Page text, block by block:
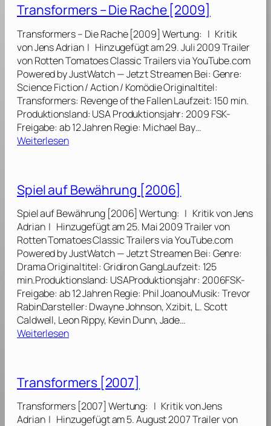
d
u
n
k
l
e
S
e
i
t
e
M
n
d
e
s
[
2
0
1
1
]
t
p
p
a
b
l
e
–
A
u
r
K
o
n
t
r
o
l
l
e
[
2
]
Transformers – Die Rache [2009]
Transformers – Die Rache [2009] Wertung: | Kritik
von Jens Adrian | Hinzugefügt am 29. Juli 2009 Trailer
von Rotten Tomatoes Classic Trailers via YouTube.com
Powered by JustWatch — Jetzt Streamen Bei: Genre:
Science Fiction / Action / Komödie Originaltitel:
Transformers: Revenge of the Fallen Laufzeit: 150 min.
Produktionsland: USA Produktionsjahr: 2009 FSK-
Freigabe: ab 12 Jahren Regie: Michael Bay…
Weiterlesen:
n
f
o
r
m
e
r
s
–
D
i
a
c
h
e
Spiel auf Bewährung [2006]
Spiel auf Bewährung [2006] Wertung: | Kritik von Jens
Adrian | Hinzugefügt am 25. Mai 2009 Trailer von
Rotten Tomatoes Classic Trailers via YouTube.com
Powered by JustWatch — Jetzt Streamen Bei: Genre:
Drama Originaltitel: Gridiron GangLaufzeit: 125
min.Produktionsland: USAProduktionsjahr: 2006FSK-
Freigabe: ab 12 Jahren Regie: Phil JoanouMusik: Trevor
RabinDarsteller: Dwayne Johnson, Xzibit, L. Scott
Caldwell, Leon Rippy, Kevin Dunn, Jade…
Weiterlesen:
e
a
Transformers [2007]
Transformers [2007] Wertung: | Kritik von Jens
Adrian | Hinzugefügt am 5. August 2007 Trailer von